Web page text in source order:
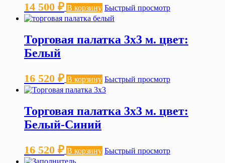
14 500 ₽ В корзину Быстрый просмотр
Торговая палатка 3х3 м. цвет:
Белый
16 520 ₽ В корзину Быстрый просмотр
Торговая палатка 3х3 м. цвет:
Белый-Синий
16 520 ₽ В корзину Быстрый просмотр